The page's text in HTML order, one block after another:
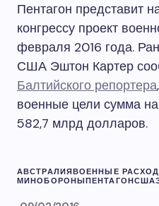
Пентагон представит
конгрессу проект
февраля 2016 года.
США Эштон Картер
Балтийского репортера
военные цели сумма
582,7 млрд долларов.
АВСТРАЛИЯВОЕННЫЕ
МИНОБОРОНЫПЕНТАГОНСША